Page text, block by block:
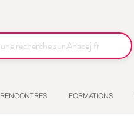
RENCONTRES FORMATIONS